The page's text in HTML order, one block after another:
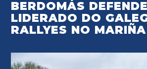
BERDOMÁS
LIDERADO DO
RALLYES NO